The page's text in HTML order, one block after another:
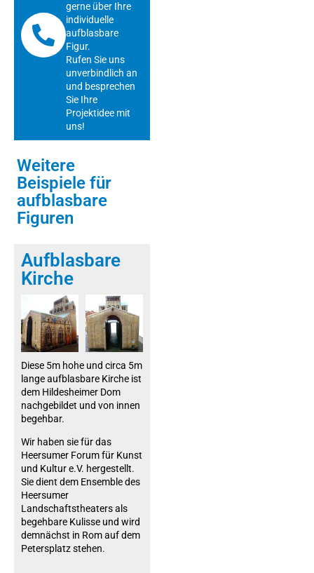
gerne über Ihre
individuelle
aufblasbare
Figur.
Rufen Sie uns
unverbindlich an
und besprechen
Sie Ihre
Projektidee mit
uns!
Weitere
Beispiele für
aufblasbare
Figuren
Aufblasbare
Kirche
Diese 5m hohe und circa 5m
lange aufblasbare Kirche ist
dem Hildesheimer Dom
nachgebildet und von innen
begehbar.
Wir haben sie für das
Heersumer Forum für Kunst
und Kultur e.V. hergestellt.
Sie dient dem Ensemble des
Heersumer
Landschaftstheaters als
begehbare Kulisse und wird
demnächst in Rom auf dem
Petersplatz stehen.